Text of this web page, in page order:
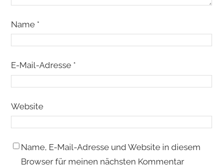
Name *
E-Mail-Adresse *
Website
Name, E-Mail-Adresse und Website in diesem
Browser für meinen nächsten Kommentar